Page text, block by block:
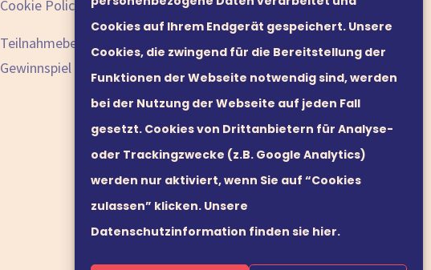
Cookies auf Ihrem Endgerät gespeichert. Unsere
Cookies, die zwingend für die Bereitstellung der
Funktionen der Webseite notwendig sind, werden
bei der Nutzung der Webseite auf jeden Fall
gesetzt. Cookies von Drittanbietern für Analyse-
oder Trackingzwecke (z.B. Google Analytics)
werden nur aktiviert, wenn Sie auf “Cookies
zulassen” klicken. Unsere
Datenschutzinformation finden sie hier.
Cookie Policy
Teilnahmebedingungen
Gewinnspiel
Deutsch English